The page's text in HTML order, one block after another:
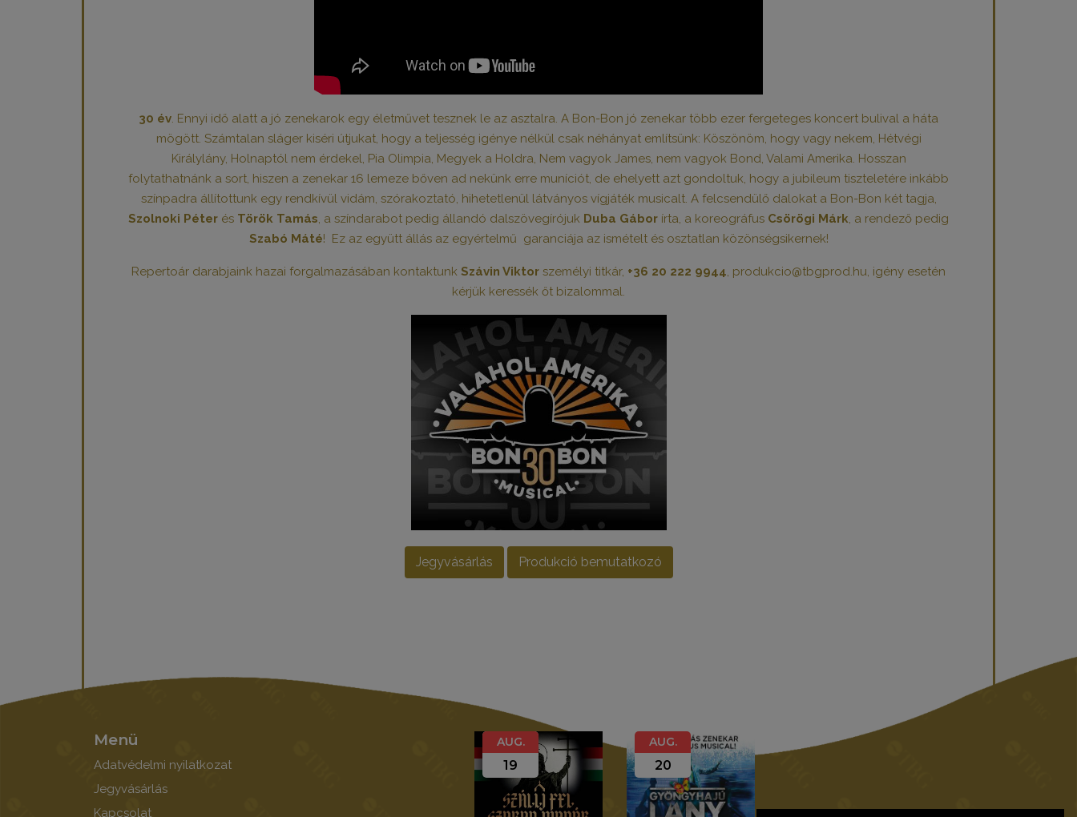
30 év. Ennyi idő alatt a jó zenekarok egy életművet tesznek le az asztalra. A Bon-Bon jó zenekar több ezer fergeteges koncert bulival a háta
mögött. Számtalan sláger kiséri útjukat, hogy a teljesség igénye nélkül csak néhányat említsünk: Köszönöm, hogy vagy nekem, Hétvégi
Királylány, Holnaptól nem érdekel, Pia Olimpia, Megyek a Holdra, Nem vagyok James, nem vagyok Bond, Valami Amerika. Hosszan
folytathatnánk a sort, hiszen a zenekar 16 lemeze bőven ad nekünk erre muníciót, de ehelyett azt gondoltuk, hogy a jubileum tiszteletére inkább
színpadra állítottunk egy rendkívül vidám, szórakoztató, hihetetlenül látványos vígjáték musicalt. A felcsendülő dalokat a Bon-Bon két tagja,
Szolnoki Péter és Török Tamás, a színdarabot pedig állandó dalszövegírójuk Duba Gábor írta, a koreográfus Csörögi Márk, a rendező pedig
Szabó Máté! Ez az együtt állás az egyértelmű garanciája az ismételt és osztatlan közönségsikernek!
Repertoár darabjaink hazai forgalmazásában kontaktunk Szávin Viktor személyi titkár, +36 20 222 9944, produkcio@tbgprod.hu, igény esetén
kérjük keressék őt bizalommal.
Jegyvásárlás Produkció bemutatkozó
Menü
Adatvédelmi nyilatkozat
Jegyvásárlás
Kapcsolat
AUG.
19
AUG.
20